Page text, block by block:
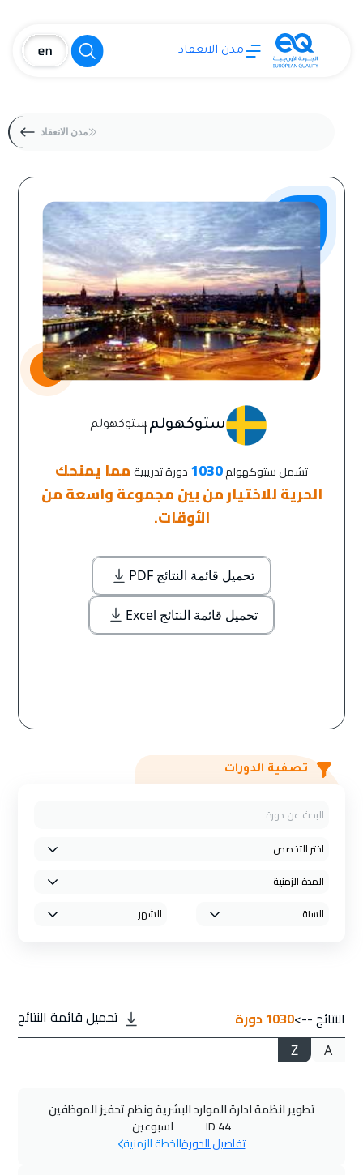
مدن الانعقاد
مدن الانعقاد
ستوكهولم|
ستوكهولم
تشمل ستوكهولم1030دورة تدريبيةمما يمنحك
الحرية للاختيار من بين مجموعة واسعة من
الأوقات.
تحميل قائمة النتائج PDF
تحميل قائمة النتائج Excel
تصفية الدورات
النتائج -->1030دورة تحميل قائمة النتائج
A
Z
تطوير انظمة ادارة الموارد البشرية ونظم تحفيز الموظفين
ID 44
اسبوعين
تفاصيل الدورةالخطة الزمنية